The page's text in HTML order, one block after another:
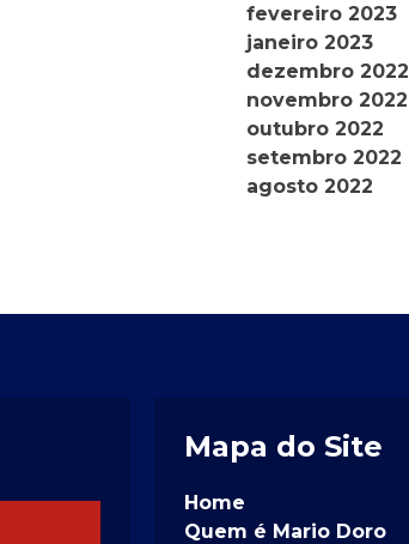
fevereiro 2023
janeiro 2023
dezembro 2022
novembro 2022
outubro 2022
setembro 2022
agosto 2022
Mapa do Site
Home
Quem é Mario Doro